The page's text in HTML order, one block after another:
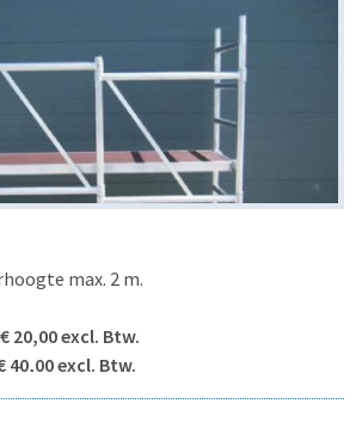
max. 2 m.
excl. Btw.
40,00 excl. Btw.